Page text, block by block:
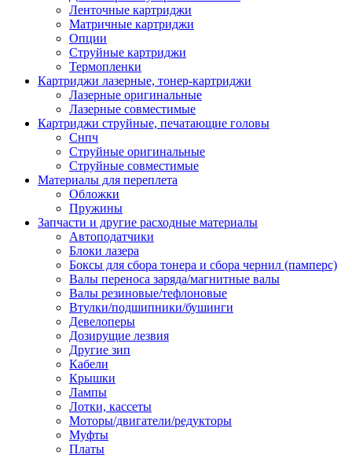
болтами
Заглушка термоусадочная
ответвительный
Муфта кабельная концевая
Муфта кабельная соединительная
Наконечник быстроразмыкаемый
Наконечник кабельный со
Наконечник кабельный трубчатый
медных проводников
Наконечник обжимной кабельный
медных проводников
din 46236
Наконечник-гильза для медных
проводников
Пружина постоянного давления
Сжим ответвительный,
Ящик для хранения инструмента и
Ленточные картриджи
Матричные картриджи
Опции
Струйные картриджи
Термопленки
Картриджи лазерные, тонер-картриджи
Лазерные оригинальные
Лазерные совместимые
Картриджи струйные, печатающие головы
Снпч
Струйные оригинальные
Струйные совместимые
Материалы для переплета
Обложки
Пружины
Запчасти и другие расходные материалы
Автоподатчики
Блоки лазера
Боксы для сбора тонера и сбора чернил (памперс)
Валы переноса заряда/магнитные валы
Валы резиновые/тефлоновые
Втулки/подшипники/бушинги
Девелоперы
Дозирущие лезвия
Другие зип
Кабели
Крышки
Лампы
Лотки, кассеты
Моторы/двигатели/редукторы
Муфты
Платы